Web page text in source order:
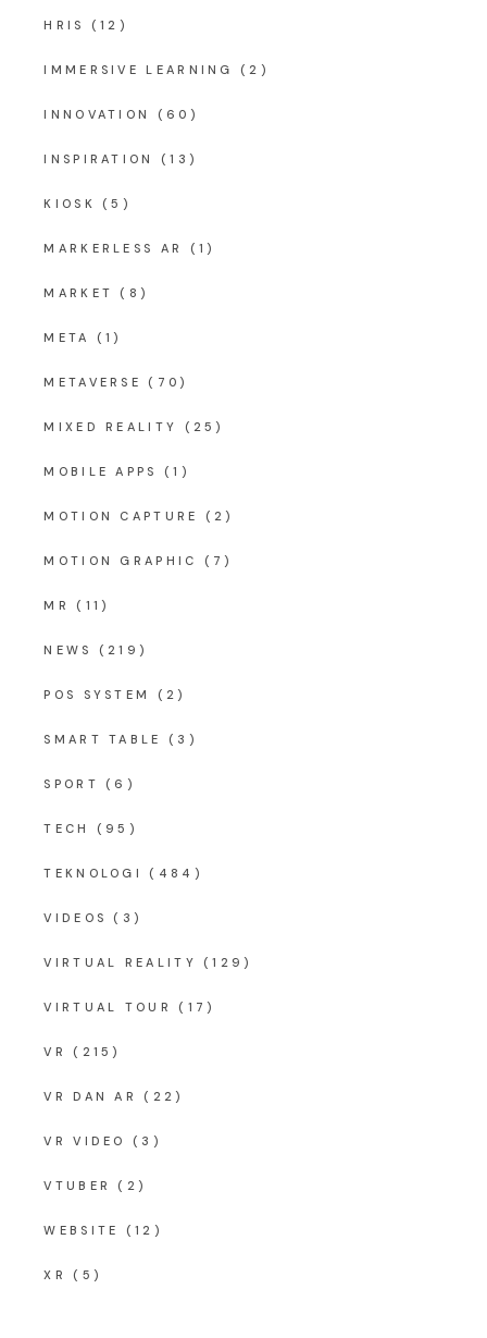
HRIS (12)
IMMERSIVE LEARNING (2)
INNOVATION (60)
INSPIRATION (13)
KIOSK (5)
MARKERLESS AR (1)
MARKET (8)
META (1)
METAVERSE (70)
MIXED REALITY (25)
MOBILE APPS (1)
MOTION CAPTURE (2)
MOTION GRAPHIC (7)
MR (11)
NEWS (219)
POS SYSTEM (2)
SMART TABLE (3)
SPORT (6)
TECH (95)
TEKNOLOGI (484)
VIDEOS (3)
VIRTUAL REALITY (129)
VIRTUAL TOUR (17)
VR (215)
VR DAN AR (22)
VR VIDEO (3)
VTUBER (2)
WEBSITE (12)
XR (5)